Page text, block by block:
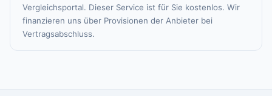
Vergleichsportal. Dieser Service ist für Sie kostenlos. Wir
finanzieren uns über Provisionen der Anbieter bei
Vertragsabschluss.